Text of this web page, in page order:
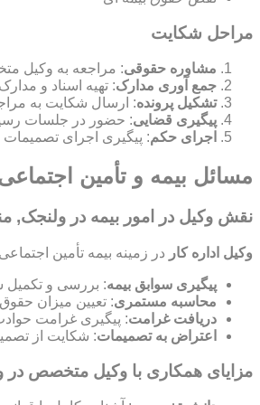
مراحل شکایت
مشاوره حقوقی: مراجعه به وکیل
جمع آوری مدارک: تهیه اسناد و
تشکیل پرونده: ارسال شکایت به
پیگیری قضایی: حضور در جلسات
اجرای حکم: پیگیری اجرای تصمیمات
مسائل بیمه و تأمین
نقش وکیل در امور بیمه در ولنجک,
وکیل اداره کار در زمینه بیمه تأمین
پیگیری سوابق بیمه: بررسی و تکمیل
محاسبه مستمری: تعیین میزان
دریافت غرامت: پیگیری غرامت
اعتراض به تصمیمات: شکایت از
مزایای همکاری با وکیل متخصص